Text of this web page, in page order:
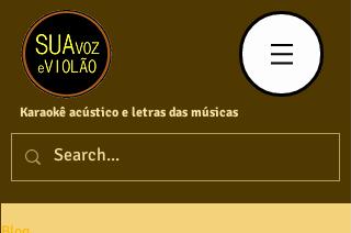
Karaokê acústico e letras das músicas